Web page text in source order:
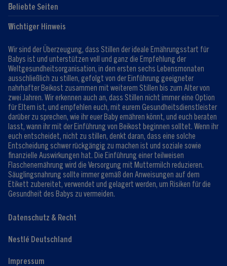
Beliebte Seiten
Hilfe
Expert:innen
Kontaktformular
Club-Info
Registrieren/Anmelden
Wichtiger Hinweis
Wir sind der Überzeugung, dass Stillen der ideale Ernährungsstart für
Babys ist und unterstützen voll und ganz die Empfehlung der
Weltgesundheitsorganisation, in den ersten sechs Lebensmonaten
ausschließlich zu stillen, gefolgt von der Einführung geeigneter
nahrhafter Beikost zusammen mit weiterem Stillen bis zum Alter von
zwei Jahren. Wir erkennen auch an, dass Stillen nicht immer eine Option
für Eltern ist, und empfehlen euch, mit eurem Gesundheitsdienstleister
darüber zu sprechen, wie ihr euer Baby ernähren könnt, und euch beraten
lasst, wann ihr mit der Einführung von Beikost beginnen solltet. Wenn ihr
euch entscheidet, nicht zu stillen, denkt daran, dass eine solche
Entscheidung schwer rückgängig zu machen ist und soziale sowie
finanzielle Auswirkungen hat. Die Einführung einer teilweisen
Flaschenernährung wird die Versorgung mit Muttermilch reduzieren.
Säuglingsnahrung sollte immer gemäß den Anweisungen auf dem
Etikett zubereitet, verwendet und gelagert werden, um Risiken für die
Gesundheit des Babys zu vermeiden.
Datenschutz & Recht
Nestlé Deutschland
Impressum